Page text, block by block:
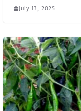
July 13, 2025